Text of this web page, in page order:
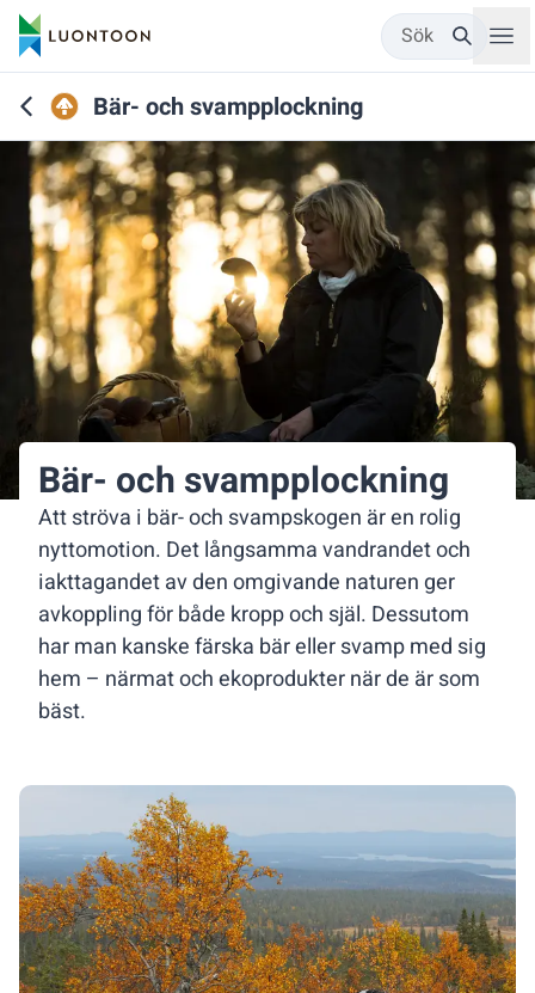
Sök
Bär- och svampplockning
Bär- och svampplockning
Att ströva i bär- och svampskogen är en rolig
nyttomotion. Det långsamma vandrandet och
iakttagandet av den omgivande naturen ger
avkoppling för både kropp och själ. Dessutom
har man kanske färska bär eller svamp med sig
hem – närmat och ekoprodukter när de är som
bäst.